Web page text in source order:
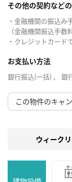
その他の契約など
・金融機関の振込み
（金融機関振込手数
・クレジットカード
お支払い方法
銀行振込(一括) 、 銀
この物件のキャ
ウィーク